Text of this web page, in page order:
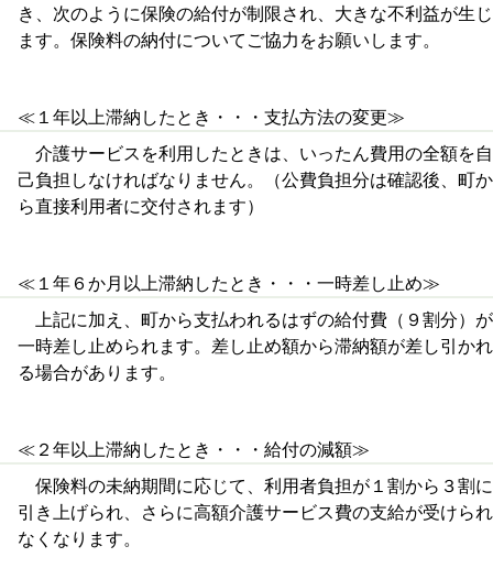
き、次のように保険の給付が制限され、大きな不利益が生じ
ます。保険料の納付についてご協力をお願いします。
≪１年以上滞納したとき・・・支払方法の変更≫
介護サービスを利用したときは、いったん費用の全額を自
己負担しなければなりません。（公費負担分は確認後、町か
ら直接利用者に交付されます）
≪１年６か月以上滞納したとき・・・一時差し止め≫
上記に加え、町から支払われるはずの給付費（９割分）が
一時差し止められます。差し止め額から滞納額が差し引かれ
る場合があります。
≪２年以上滞納したとき・・・給付の減額≫
保険料の未納期間に応じて、利用者負担が１割から３割に
引き上げられ、さらに高額介護サービス費の支給が受けられ
なくなります。